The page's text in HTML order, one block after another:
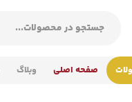
صفحه اصلی وبلاگ